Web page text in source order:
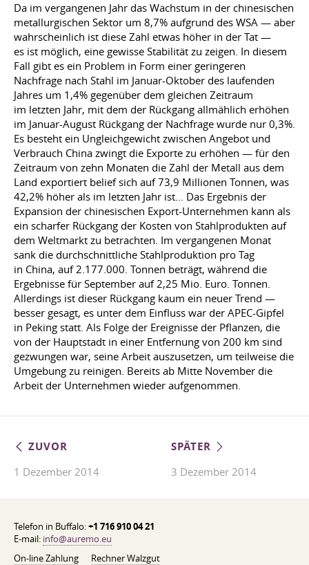
Da im vergangenen Jahr das Wachstum in der chinesischen
metallurgischen Sektor um 8,7% aufgrund des WSA — aber
wahrscheinlich ist diese Zahl etwas höher in der Tat —
es ist möglich, eine gewisse Stabilität zu zeigen. In diesem
Fall gibt es ein Problem in Form einer geringeren
Nachfrage nach Stahl im Januar-Oktober des laufenden
Jahres um 1,4% gegenüber dem gleichen Zeitraum
im letzten Jahr, mit dem der Rückgang allmählich erhöhen
im Januar-August Rückgang der Nachfrage wurde nur 0,3%.
Es besteht ein Ungleichgewicht zwischen Angebot und
Verbrauch China zwingt die Exporte zu erhöhen — für den
Zeitraum von zehn Monaten die Zahl der Metall aus dem
Land exportiert belief sich auf 73,9 Millionen Tonnen, was
42,2% höher als im letzten Jahr ist… Das Ergebnis der
Expansion der chinesischen Export-Unternehmen kann als
ein scharfer Rückgang der Kosten von Stahlprodukten auf
dem Weltmarkt zu betrachten. Im vergangenen Monat
sank die durchschnittliche Stahlproduktion pro Tag
in China, auf2.177.000. Tonnen beträgt, während die
Ergebnisse für September auf 2,25 Mio. Euro. Tonnen.
Allerdings ist dieser Rückgang kaum ein neuer Trend —
besser gesagt, es unter dem Einfluss war der APEC-Gipfel
in Peking statt. Als Folge der Ereignisse der Pflanzen, die
von der Hauptstadt in einer Entfernung von 200 km sind
gezwungen war, seine Arbeit auszusetzen, um teilweise die
Umgebung zu reinigen. Bereits ab Mitte November die
Arbeit der Unternehmen wieder aufgenommen.
ZUVOR
1 Dezember 2014
SPÄTER
3 Dezember 2014
Telefon in Buffalo:+1 716 910 04 21
E-mail: info@auremo.eu
On-line Zahlung
Rechner Walzgut